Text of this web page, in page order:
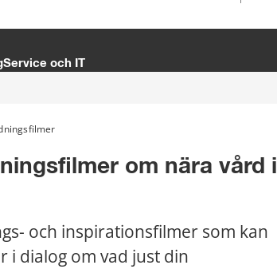
Service och IT
om nära vård i
och inspirationsfilmer som kan
i dialog om vad just din